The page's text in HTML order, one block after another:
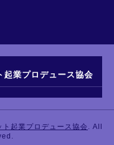
業プロデュース協会
起業プロデュース協会 . All